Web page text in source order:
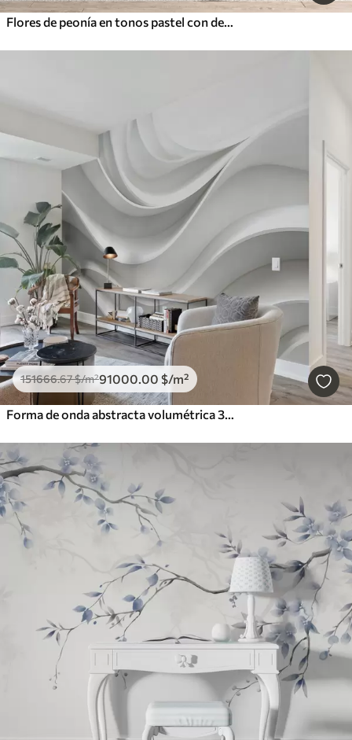
Flores de peonía en tonos pastel con delicados pétalos blancos y beige y líneas blancas sobre fondo beige claro
151666.67$/m²91000.00 $/m²
Forma de onda abstracta volumétrica 3D blanca